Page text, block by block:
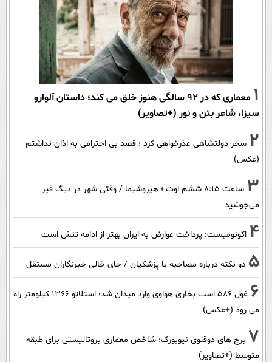
1
معماری که در 92 سالگی هنوز خلق می کند؛ داستان آلوارو
سیزا، شاعر بتن و نور (+تصاویر)
2 سحر دولتشاهی عذرخواهی کرد ؛ قصد بی احترامی به اذان نداشتم
(عکس)
3
ساعت ۸:۱۵ ششم اوت ؛ هیروشیما / وقتی شهر در دیگ قیر
می‌جوشید
4 اکونومیست: پرداخت عوارض به ایران بهتر از ادامه تنش است
5 دو نکته درباره مصاحبه با پزشکیان / جای خالی خبرنگاران مستقل
6
غول 586 اسب بخاری هواوی وارد میدان شد؛ استلاتو 1366 کیلومتر راه
می رود (+عکس)
7 برج های دوقلوی نیویورک؛ شاخص معماری بروتالیستی برای طبقه
متوسط (+تصاویر)